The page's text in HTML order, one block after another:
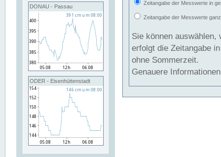
DONAU - Passau
ODER - Eisenhüttenstadt
Zeitangabe der Messwerte in
Zeitangabe der Messwerte
Sie können auswählen,
erfolgt die Zeitangabe
ohne Sommerzeit.
Genauere